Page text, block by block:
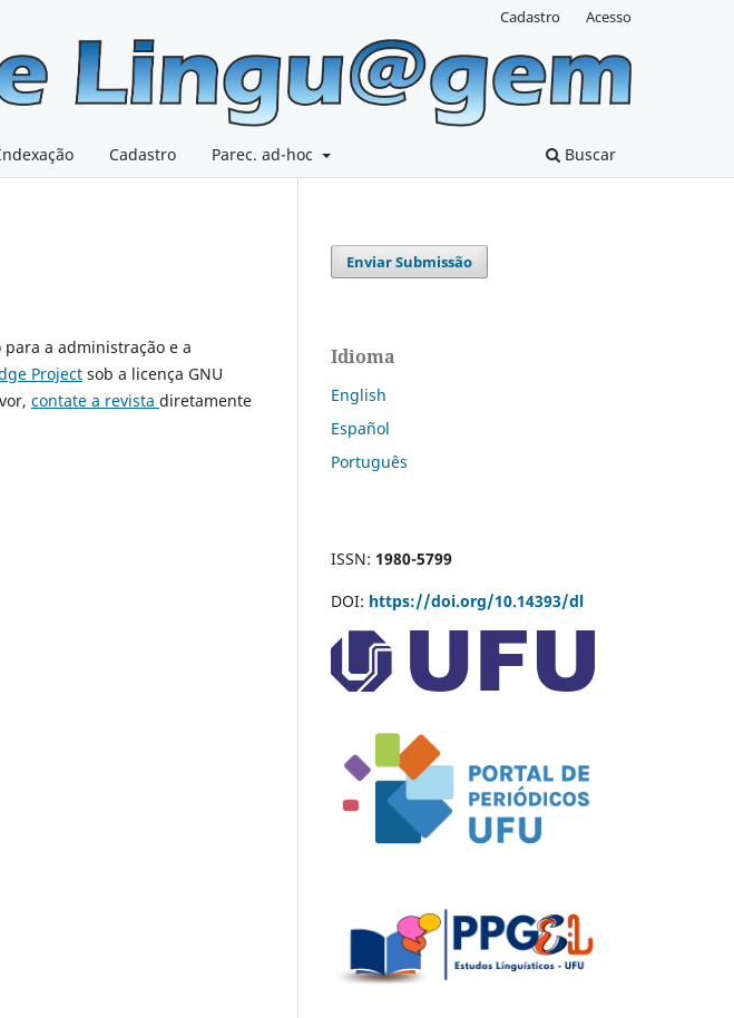
Cadastro Parec. ad-hoc Buscar
Cadastro Acesso
para a administração e a
Project sob a licença GNU
contate a revista diretamente
Enviar Submissão
Idioma
English
Español
Português
ISSN: 1980-5799
DOI: https://doi.org/10.14393/dl